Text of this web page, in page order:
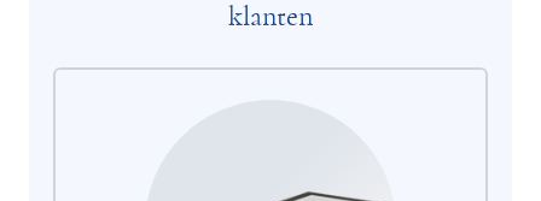
klanten